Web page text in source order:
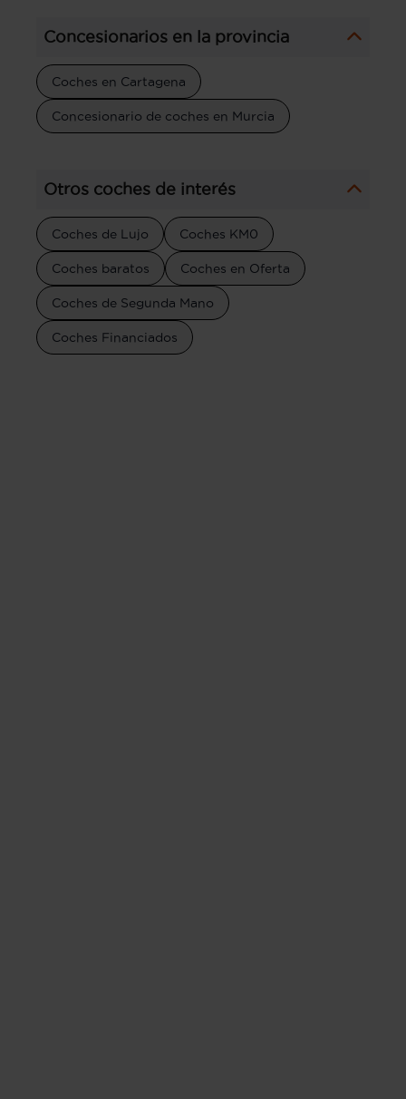
Concesionarios en la provincia
Coches en Cartagena
Concesionario de coches en Murcia
Otros coches de interés
Coches de Lujo Coches KM0
Coches baratos Coches en Oferta
Coches de Segunda Mano
Coches Financiados